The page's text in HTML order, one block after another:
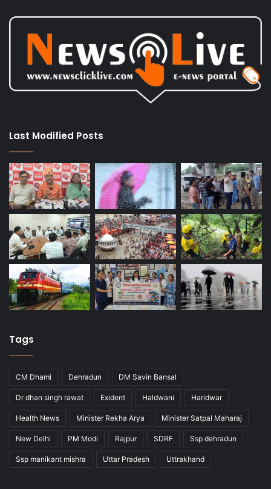
Last Modified Posts
Tags
CM Dhami Dehradun DM Savin Bansal
Dr dhan singh rawat Exident Haldwani Haridwar
Health News Minister Rekha Arya Minister Satpal Maharaj
New Delhi PM Modi Rajpur SDRF Ssp dehradun
Ssp manikant mishra Uttar Pradesh Uttrakhand